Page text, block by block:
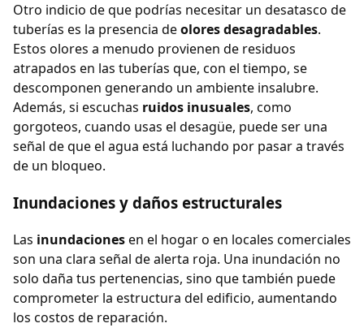
Otro indicio de que podrías necesitar un desatasco de
tuberías es la presencia deolores desagradables.
Estos olores a menudo provienen de residuos
atrapados en las tuberías que, con el tiempo, se
descomponen generando un ambiente insalubre.
Además, si escuchas ruidos inusuales, como
gorgoteos, cuando usas el desagüe, puede ser una
señal de que el agua está luchando por pasar a través
de un bloqueo.
Inundaciones y daños estructurales
Las inundacionesen el hogar o en locales comerciales
son una clara señal de alerta roja. Una inundación no
solo daña tus pertenencias, sino que también puede
comprometer la estructura del edificio, aumentando
los costos de reparación.